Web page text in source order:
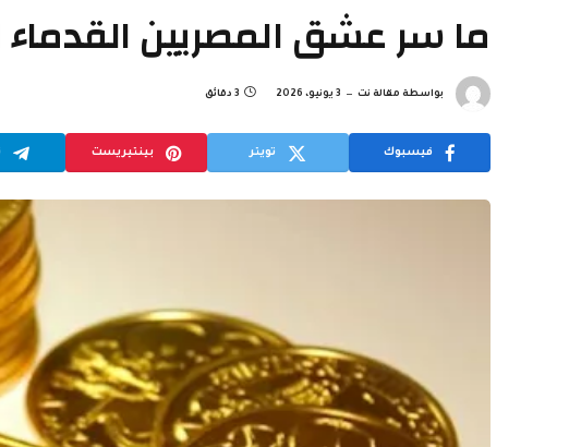
ما سر عشق المصريين
بواسطة مقالة نت 3 يونيو، 2026 3 دقائق
فيسبوك تويتر بينتيريست